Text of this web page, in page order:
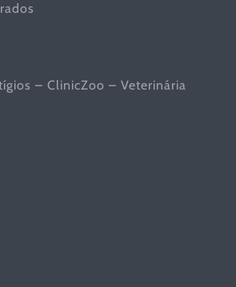
– ClinicZoo – Veterinária